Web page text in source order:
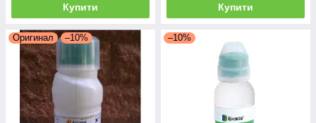
Купити Купити
Оригинал –10% –10%